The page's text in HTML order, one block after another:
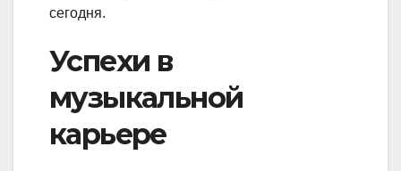
сегодня.
Успехи в
музыкальной
карьере